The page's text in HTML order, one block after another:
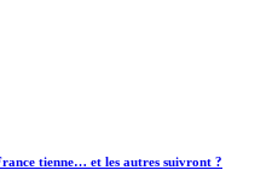
tienne… et les autres suivront ?